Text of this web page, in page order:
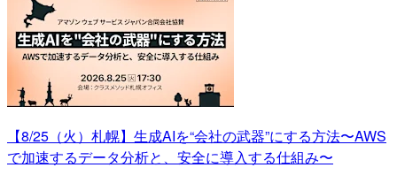
【8/25（火）札幌】生成AIを“会社の武器”にする方法〜AWS
で加速するデータ分析と、安全に導入する仕組み〜